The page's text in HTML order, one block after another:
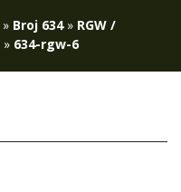
» Broj 634» RGW /
» 634-rgw-6